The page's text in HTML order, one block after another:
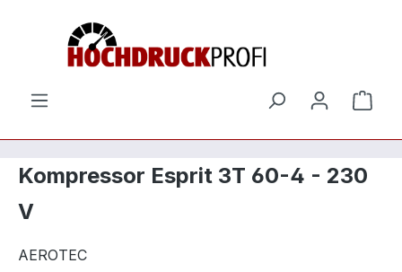
Zum Hauptinhalt springen
Kompressor Esprit 3T 60-4 - 230
V
AEROTEC